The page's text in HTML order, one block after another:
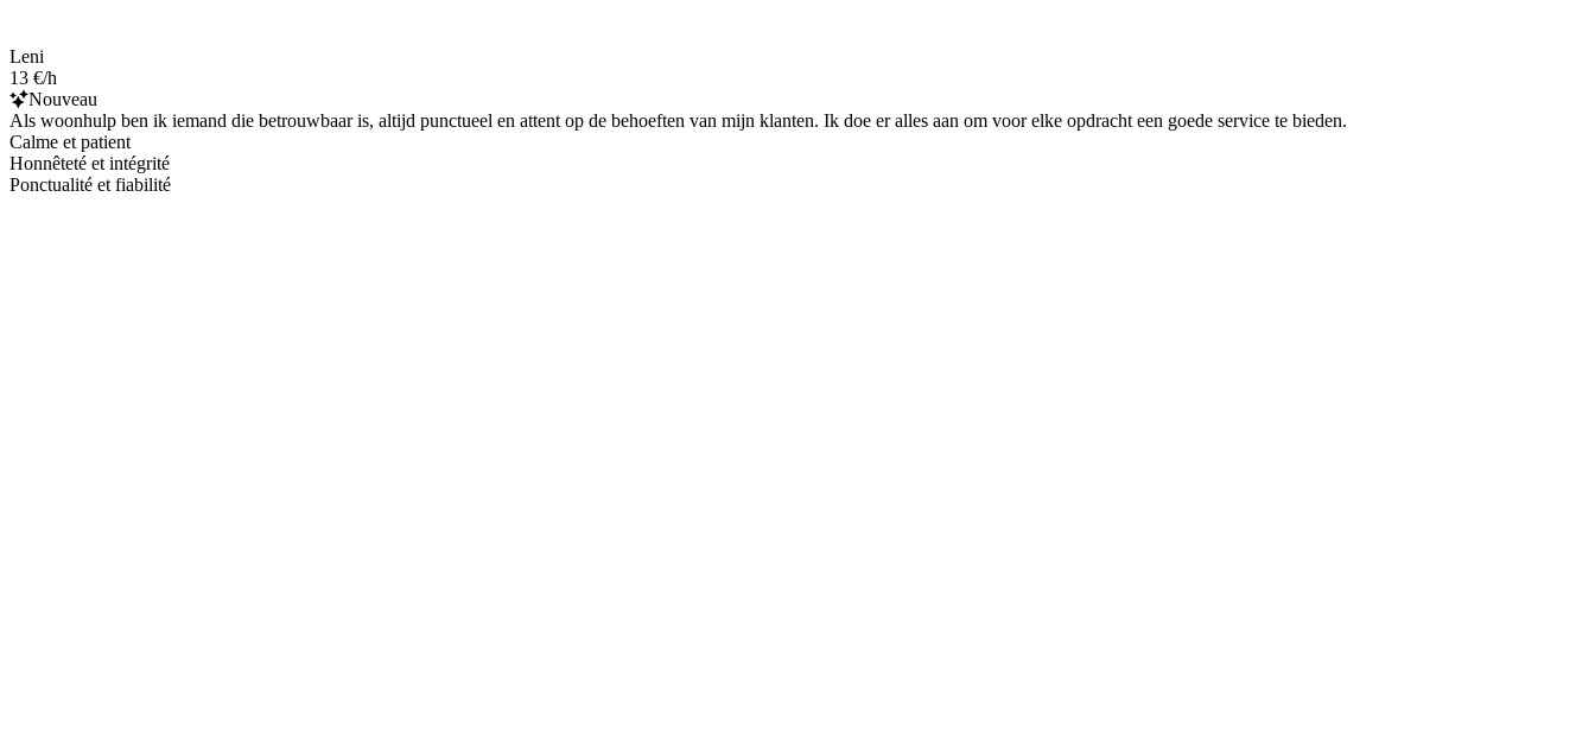
Leni
13 €/h
Nouveau
Als woonhulp ben ik iemand die betrouwbaar is, altijd punctueel en attent op de behoeften van mijn klanten. Ik doe er alles aan om voor elke opdracht een goede service te bieden.
Calme et patient
Honnêteté et intégrité
Ponctualité et fiabilité